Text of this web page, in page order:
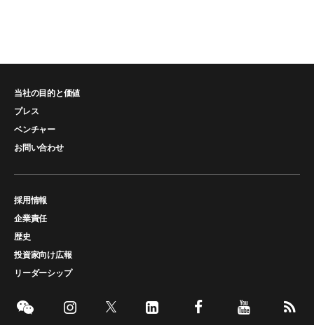
当社の目的と価値
プレス
ベンチャー
お問い合わせ
採用情報
企業責任
歴史
投資家向け広報
リーダーシップ